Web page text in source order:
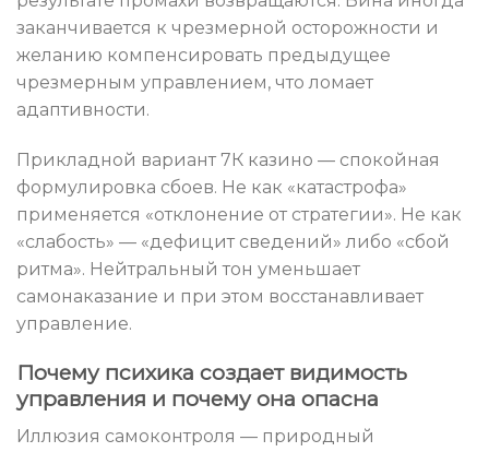
заканчивается к чрезмерной осторожности и
желанию компенсировать предыдущее
чрезмерным управлением, что ломает
адаптивности.
Прикладной вариант 7К казино — спокойная
формулировка сбоев. Не как «катастрофа»
применяется «отклонение от стратегии». Не как
«слабость» — «дефицит сведений» либо «сбой
ритма». Нейтральный тон уменьшает
самонаказание и при этом восстанавливает
управление.
Почему психика создает видимость
управления и почему она опасна
Иллюзия самоконтроля — природный